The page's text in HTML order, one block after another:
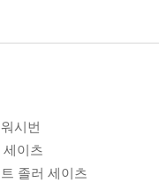
시번
세이츠
졸러 세이츠